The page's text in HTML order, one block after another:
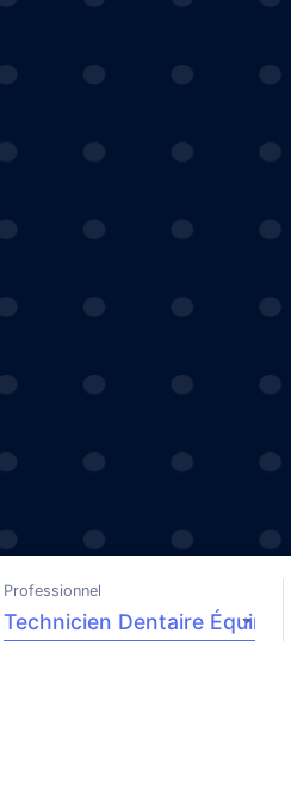
Professionnel